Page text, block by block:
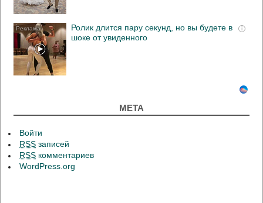
i
Ролик длится пару секунд, но вы будете в
шоке от увиденного
МЕТА
Войти
RSS записей
RSS комментариев
WordPress.org